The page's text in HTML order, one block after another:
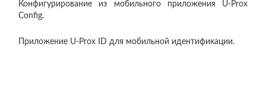
Конфигурирование из мобильного приложения U-Prox
Config.
Приложение U-Prox ID для мобильной идентификации.